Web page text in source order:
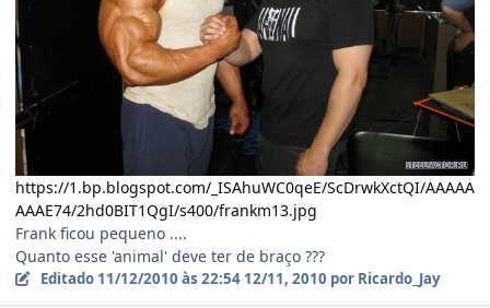
https://1.bp.blogspot.com/_ISAhuWC0qeE/ScDrwkXctQI/AAAAA
AAAE74/2hd0BIT1QgI/s400/frankm13.jpg
Frank ficou pequeno ....
Quanto esse 'animal' deve ter de braço ???
Editado 11/12/2010 às 22:54 12/11, 2010 por Ricardo_Jay